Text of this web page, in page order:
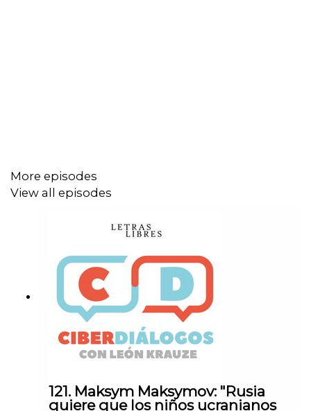
More episodes
View all episodes
121. Maksym Maksymov: "Rusia
quiere que los niños ucranianos